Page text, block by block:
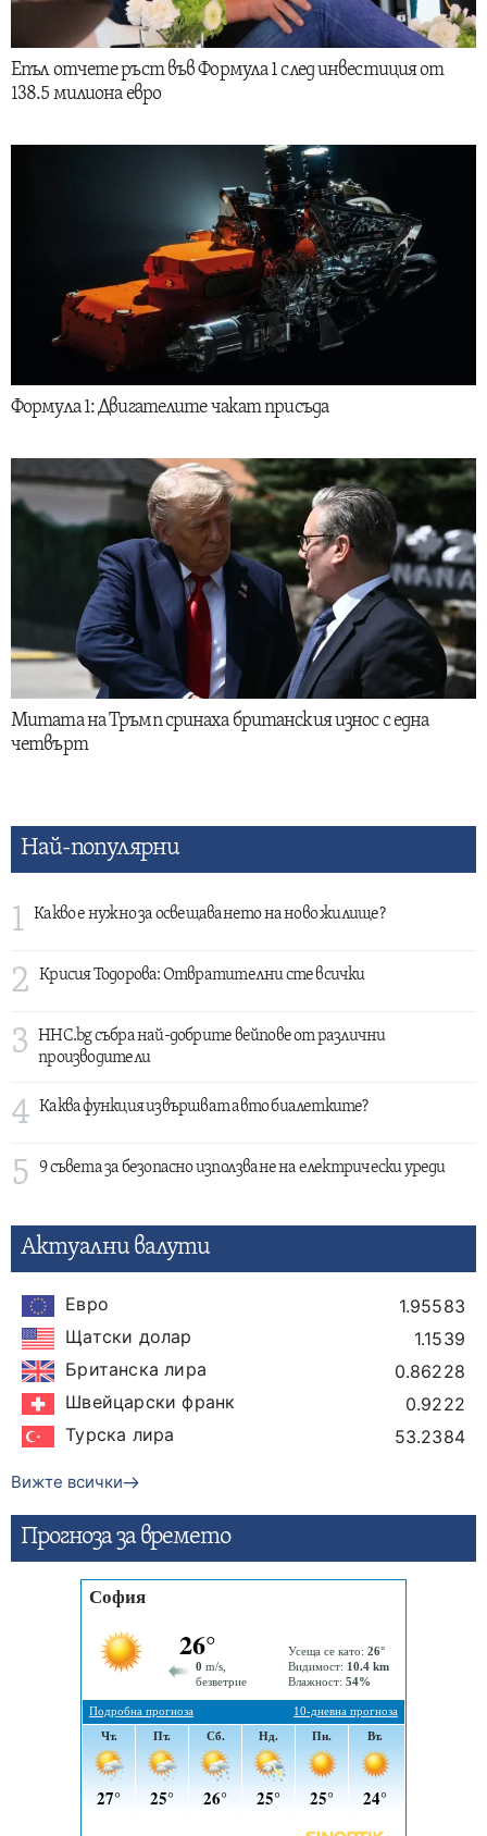
Епъл отчете ръст във Формула 1 след инвестиция от
138.5 милиона евро
Формула 1: Двигателите чакат присъда
Митата на Тръмп сринаха британския износ с една
четвърт
Най-популярни
1 Какво е нужно за освещаването на ново жилище?
2 Крисия Тодорова: Отвратителни сте всички
3
HHC.bg събра най-добрите вейпове от различни
производители
4 Каква функция извършват авто биалетките?
5 9 съвета за безопасно използване на електрически уреди
Актуални валути
Евро
1.95583
Щатски долар
1.1539
Британска лира
0.86228
Швейцарски франк
0.9222
Турска лира
53.2384
Вижте всички
Прогнозa за времето